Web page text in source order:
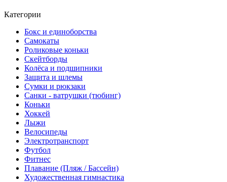
Категории
Бокс и единоборства
Самокаты
Роликовые коньки
Скейтборды
Колёса и подшипники
Защита и шлемы
Сумки и рюкзаки
Санки - ватрушки (тюбинг)
Коньки
Хоккей
Лыжи
Велосипеды
Электротранспорт
Футбол
Фитнес
Плавание (Пляж / Бассейн)
Художественная гимнастика